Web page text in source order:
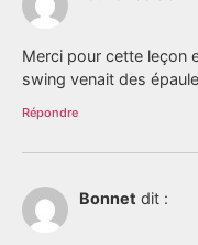
Merci pour cette leçon
swing venait des
Répondre
Bonnet dit :